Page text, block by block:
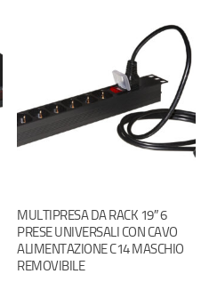
MULTIPRESA DA RACK 19″ 6
PRESE UNIVERSALI CON CAVO
ALIMENTAZIONE C14 MASCHIO
REMOVIBILE